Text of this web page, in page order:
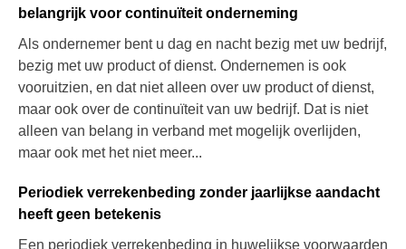
belangrijk voor continuïteit onderneming
Als ondernemer bent u dag en nacht bezig met uw bedrijf,
bezig met uw product of dienst. Ondernemen is ook
vooruitzien, en dat niet alleen over uw product of dienst,
maar ook over de continuïteit van uw bedrijf. Dat is niet
alleen van belang in verband met mogelijk overlijden,
maar ook met het niet meer...
Periodiek verrekenbeding zonder jaarlijkse aandacht
heeft geen betekenis
Een periodiek verrekenbeding in huwelijkse voorwaarden